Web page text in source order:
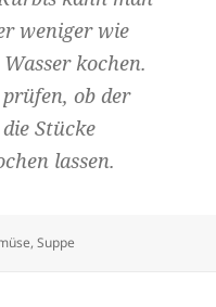
weniger wie
kochen.
ob der
Stücke
lassen.
,Suppe